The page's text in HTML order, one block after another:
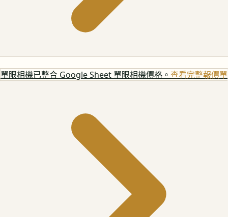
單眼相機已整合 Google Sheet 單眼相機價格。 查看完整報價單